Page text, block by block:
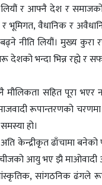
र आफ्नै देश र
वैधानिक र
नीति लियौं। मुख्य कुरा
देशको भन्दा भिन्न रह्ये र
सहित पूरा भएर
रूपान्तरणको
हो।
ढाँचामा बनेको
चीजको आयु भए झै
सांगठनिक ढंगले